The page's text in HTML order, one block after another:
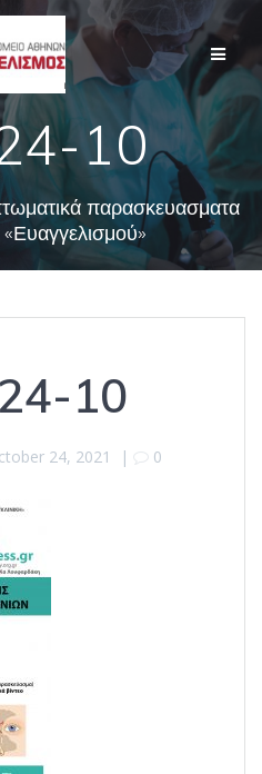
Skip
content
10
παρασκευασματα
10
24, 2021 | 0